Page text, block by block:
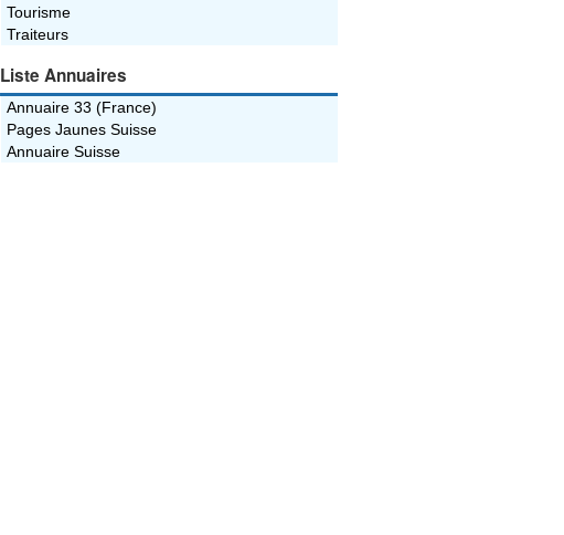
Tourisme
Traiteurs
Liste Annuaires
Annuaire 33 (France)
Pages Jaunes Suisse
Annuaire Suisse